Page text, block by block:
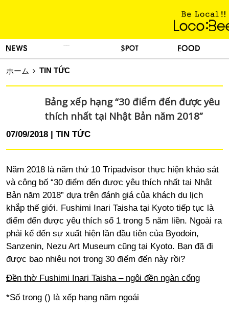
ホーム TIN TỨC
Bảng xếp hạng “30 điểm đến được yêu
thích nhất tại Nhật Bản năm 2018”
07/09/2018 TIN TỨC
Năm 2018 là năm thứ 10 Tripadvisor thực hiện khảo sát
và công bố “30 điểm đến được yêu thích nhất tại Nhật
Bản năm 2018” dựa trên đánh giá của khách du lịch
khắp thế giới. Fushimi Inari Taisha tại Kyoto tiếp tục là
điểm đến được yêu thích số 1 trong 5 năm liền. Ngoài ra
phải kể đến sự xuất hiện lần đầu tiên của Byodoin,
Sanzenin, Nezu Art Museum cũng tại Kyoto. Bạn đã đi
được bao nhiêu nơi trong 30 điểm đến này rồi?
Đền thờ Fushimi Inari Taisha – ngôi đền ngàn cổng
*Số trong () là xếp hạng năm ngoái